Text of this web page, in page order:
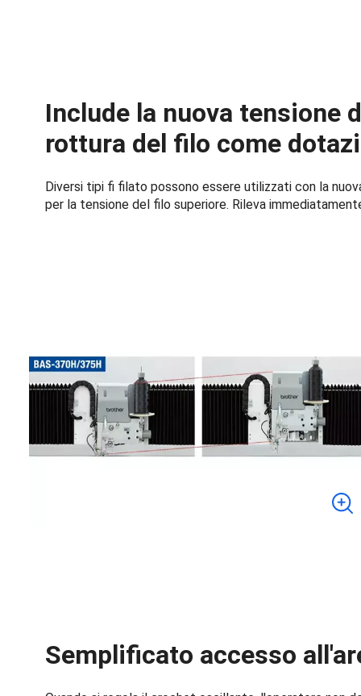
Include la nuova tensione
rottura del filo come
Diversi tipi fi filato possono essere utilizzati con la
per la tensione del filo superiore. Rileva
Semplificato accesso